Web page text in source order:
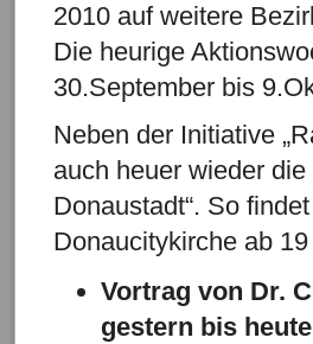
2010 auf weitere
Die heurige
30.September bis
Neben der Initiative
auch heuer wieder
Donaustadt“. So
Donaucitykirche ab
Vortrag von Dr.
gestern bis